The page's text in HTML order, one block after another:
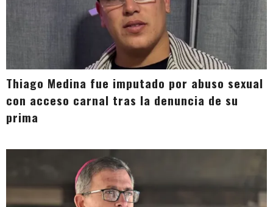
Thiago Medina fue imputado por abuso sexual
con acceso carnal tras la denuncia de su
prima